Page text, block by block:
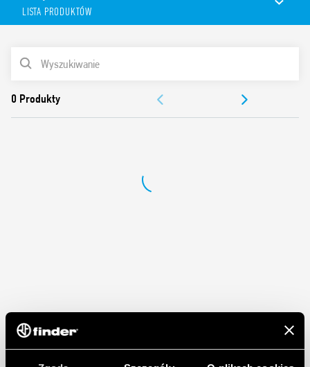
Szeroki zakres kontroli napięcia (UN od 208 V do 480 V,
Pozytywna logika bezpieczeństwa – zestyk otwiera się w
2 styki przełączne, 8 A (22.5 mm szerokości)
Do montażu na szynę DIN 35 mm (PN-EN 60715)
LISTA PRODUKTÓW
LISTA PRODUKTÓW
ZEZWOLENIA